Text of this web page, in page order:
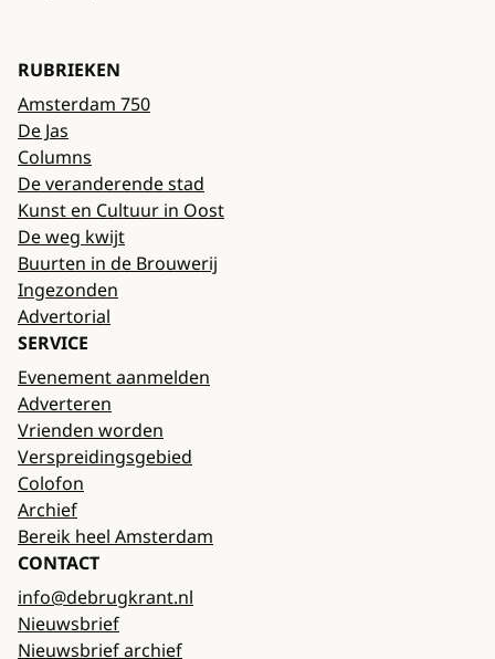
RUBRIEKEN
Amsterdam 750
De Jas
Columns
De veranderende stad
Kunst en Cultuur in Oost
De weg kwijt
Buurten in de Brouwerij
Ingezonden
Advertorial
SERVICE
Evenement aanmelden
Adverteren
Vrienden worden
Verspreidingsgebied
Colofon
Archief
Bereik heel Amsterdam
CONTACT
info@debrugkrant.nl
Nieuwsbrief
Nieuwsbrief archief